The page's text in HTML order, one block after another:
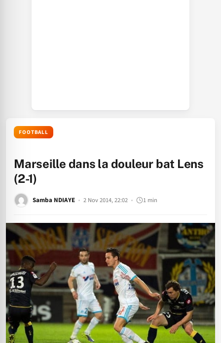
FOOTBALL
Marseille dans la douleur bat Lens
(2-1)
Samba NDIAYE 2 Nov 2014, 22:02 1 min